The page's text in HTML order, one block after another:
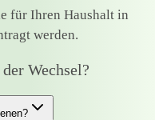
für Ihren Haushalt in
werden.
Wechsel?